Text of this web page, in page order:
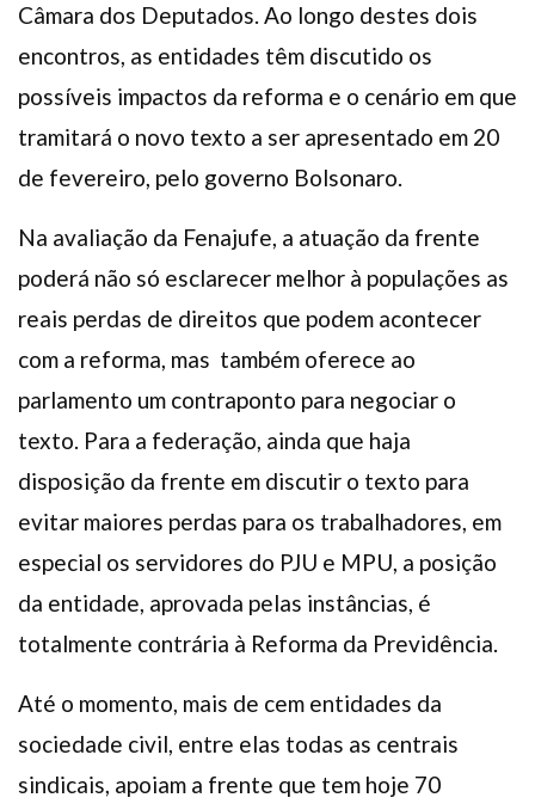
Câmara dos Deputados. Ao longo destes dois
encontros, as entidades têm discutido os
possíveis impactos da reforma e o cenário em que
tramitará o novo texto a ser apresentado em 20
de fevereiro, pelo governo Bolsonaro.
Na avaliação da Fenajufe, a atuação da frente
poderá não só esclarecer melhor à populações as
reais perdas de direitos que podem acontecer
com a reforma, mas também oferece ao
parlamento um contraponto para negociar o
texto. Para a federação, ainda que haja
disposição da frente em discutir o texto para
evitar maiores perdas para os trabalhadores, em
especial os servidores do PJU e MPU, a posição
da entidade, aprovada pelas instâncias, é
totalmente contrária à Reforma da Previdência.
Até o momento, mais de cem entidades da
sociedade civil, entre elas todas as centrais
sindicais, apoiam a frente que tem hoje 70